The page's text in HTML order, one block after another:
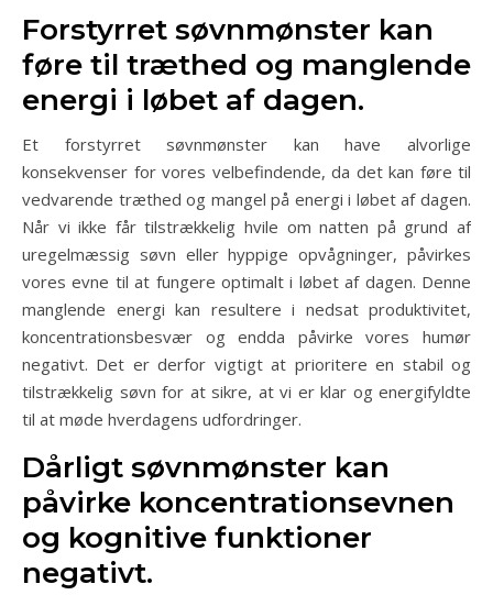
Forstyrret søvnmønster kan
føre til træthed og manglende
energi i løbet af dagen.
Et forstyrret søvnmønster kan have alvorlige
konsekvenser for vores velbefindende, da det kan føre til
vedvarende træthed og mangel på energi i løbet af dagen.
Når vi ikke får tilstrækkelig hvile om natten på grund af
uregelmæssig søvn eller hyppige opvågninger, påvirkes
vores evne til at fungere optimalt i løbet af dagen. Denne
manglende energi kan resultere i nedsat produktivitet,
koncentrationsbesvær og endda påvirke vores humør
negativt. Det er derfor vigtigt at prioritere en stabil og
tilstrækkelig søvn for at sikre, at vi er klar og energifyldte
til at møde hverdagens udfordringer.
Dårligt søvnmønster kan
påvirke koncentrationsevnen
og kognitive funktioner
negativt.